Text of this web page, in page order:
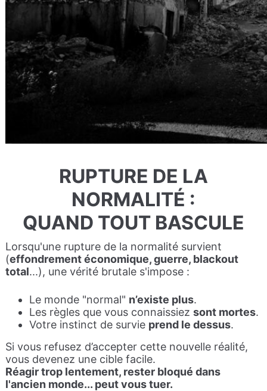
RUPTURE DE LA
NORMALITÉ :
QUAND TOUT BASCULE
Lorsqu'une rupture de la normalité survient
(effondrement économique, guerre, blackout
total...), une vérité brutale s'impose :
Le monde "normal" n’existe plus.
Les règles que vous connaissiez sont mortes.
Votre instinct de survie prend le dessus.
Si vous refusez d’accepter cette nouvelle réalité,
vous devenez une cible facile.
Réagir trop lentement, rester bloqué dans
l'ancien monde... peut vous tuer.